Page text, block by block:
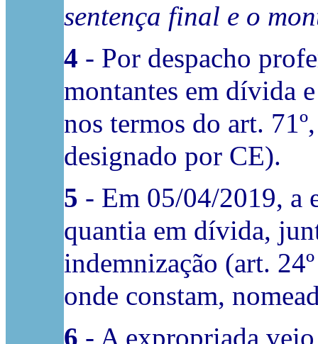
sentença final e o
4 - Por despacho
montantes em dívida
nos termos do art.
designado por CE).
5 - Em 05/04/2019, a
quantia em dívida,
indemnização (art.
onde constam,
6 - A expropriada